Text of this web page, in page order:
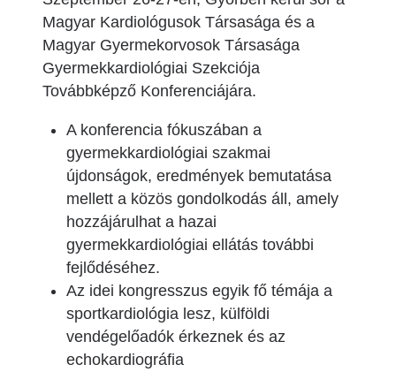
Magyar Kardiológusok Társasága és a
Magyar Gyermekorvosok Társasága
Gyermekkardiológiai Szekciója
Továbbképző Konferenciájára.
A konferencia fókuszában a
gyermekkardiológiai szakmai
újdonságok, eredmények bemutatása
mellett a közös gondolkodás áll, amely
hozzájárulhat a hazai
gyermekkardiológiai ellátás további
fejlődéséhez.
Az idei kongresszus egyik fő témája a
sportkardiológia lesz, külföldi
vendégelőadók érkeznek és az
echokardiográfia